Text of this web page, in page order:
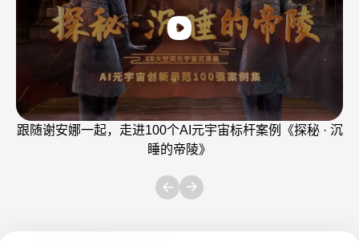
跟随谢安娜一起，走进100个AI元宇宙标杆案例《探秘 · 沉
睡的帝陵》